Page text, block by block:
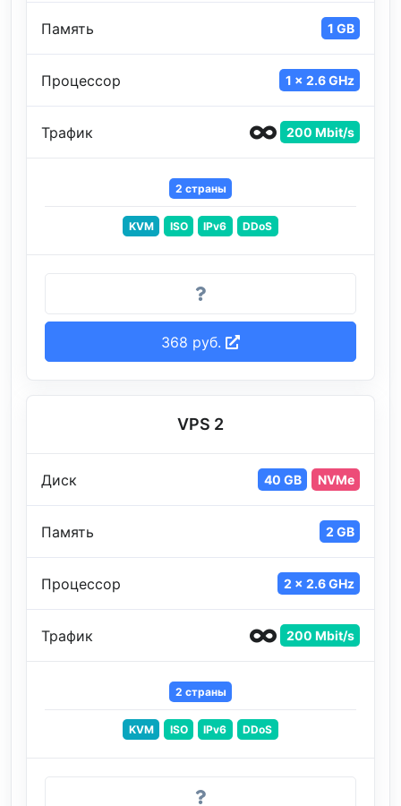
Память 1 GB
Процессор 1 x 2.6 GHz
Трафик 200 Mbit/s
2 страны
KVM ISO IPv6 DDoS
368 руб.
VPS 2
Диск 40 GB NVMe
Память 2 GB
Процессор 2 x 2.6 GHz
Трафик 200 Mbit/s
2 страны
KVM ISO IPv6 DDoS